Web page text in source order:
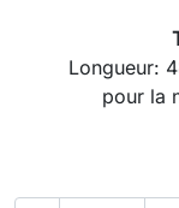
Longueur:
pour la